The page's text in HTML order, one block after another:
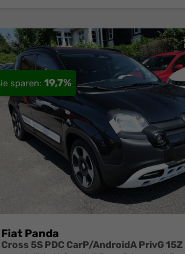
19,7%
Fiat Panda
Cross 5S PDC CarP/AndroidA PrivG 15Z